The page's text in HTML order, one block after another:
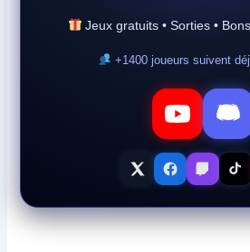
Jeux gratuits • Sorties •
+1400 joueurs suivent